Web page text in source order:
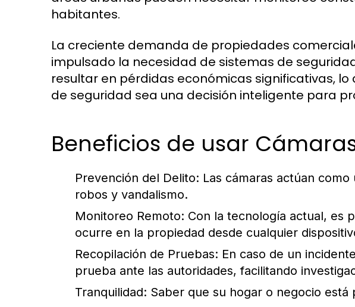
habitantes.
La creciente demanda de propiedades
impulsado la necesidad de sistemas de
resultar en pérdidas económicas significativas,
de seguridad sea una decisión inteligente para
Beneficios de usar
Prevención del Delito: Las cámaras actúan
robos y vandalismo.
Monitoreo Remoto: Con la tecnología actual, es
ocurre en la propiedad desde cualquier
Recopilación de Pruebas: En caso de un
prueba ante las autoridades, facilitando
Tranquilidad: Saber que su hogar o negocio